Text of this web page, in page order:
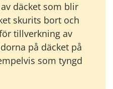
däcket som blir
skurits bort och
tillverkning av
på däcket på
som tyngd